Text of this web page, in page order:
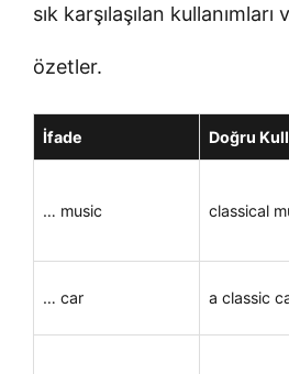
sık karşılaşılan kullanımları
özetler.
İfade Doğru
… music classical
… car a classic